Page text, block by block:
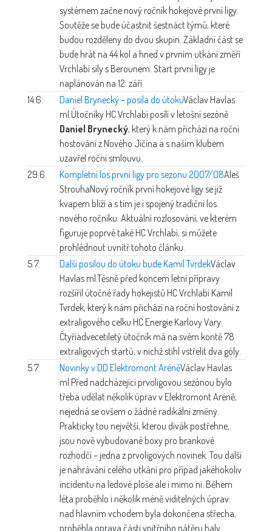
systémem začne nový ročník hokejové první ligy.
Soutěže se bude účastnit šestnáct týmů, které
budou rozděleny do dvou skupin. Základní část se
bude hrát na 44 kol a hned v prvním utkání změří
Vrchlabí síly s Berounem. Start první ligy je
naplánován na 12. září.
14.6.
Daniel Brynecký – posila do útokuVáclav Havlas
ml. Útočníky HC Vrchlabí posílí v letošní sezóně
Daniel Brynecký, který k nám přichází na roční
hostování z Nového Jičína a s naším klubem
uzavřel roční smlouvu.
29.6.
Kompletní los první ligy pro sezonu 2007/08Aleš
StrouhaNový ročník první hokejové ligy se již
kvapem blíží a s tím je i spojený tradiční los
nového ročníku. Aktuální rozlosování, ve kterém
figuruje poprvé také HC Vrchlabí, si můžete
prohlédnout uvnitř tohoto článku.
5.7.
Další posilou do útoku bude Kamil TvrdekVáclav
Havlas ml.Těsně před koncem letní přípravy
rozšířil útočné řady hokejistů HC Vrchlabí Kamil
Tvrdek, který k nám přichází na roční hostování z
extraligového celku HC Energie Karlovy Vary.
Čtyřiadvecetiletý útočník má na svém kontě 78
extraligových startů, v nichž stihl vstřelit dva góly.
5.7.
Novinky v DD Elektromont AréněVáclav Havlas
ml. Před nadcházející prvoligovou sezónou bylo
třeba udělat několik úprav v Elektromont Aréně,
nejedná se ovšem o žádné radikální změny.
Prakticky tou největší, kterou divák postřehne,
jsou nově vybudované boxy pro brankové
rozhodčí – jedna z prvoligových novinek. Tou další
je nahrávání celého utkání pro případ jakéhokoliv
incidentu na ledové ploše ale i mimo ni. Během
léta proběhlo i několik méně viditelných úprav:
nad hlavním vchodem byla dokončena střecha,
proběhla oprava části vnitřního nátěru haly.